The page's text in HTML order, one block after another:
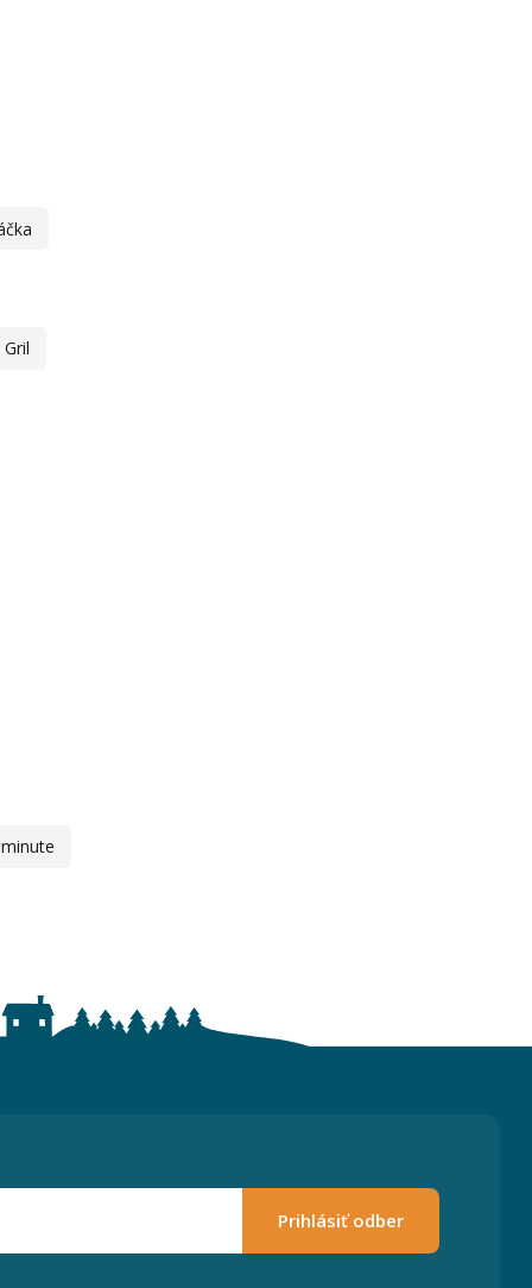
Gril
Prihlásiť odber